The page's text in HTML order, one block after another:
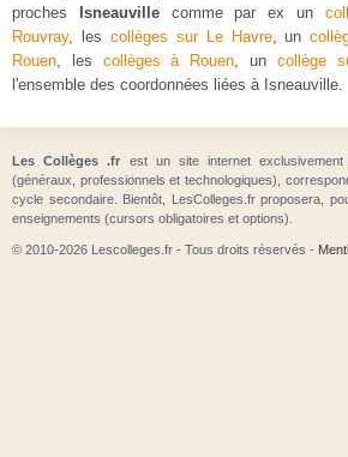
proches
Isneauvillecomme par ex un
Rouvray, les collèges sur Le Havre, un
Rouen, les collèges à Rouen, un collège
l'ensemble des coordonnées liées à Isneauville.
Les Collèges .fr est un site internet
(généraux, professionnels et technologiques),
cycle secondaire. Bientôt, LesColleges.fr proposera,
enseignements (cursors obligatoires et options).
© 2010-2026 Lescolleges.fr - Tous droits réservés -